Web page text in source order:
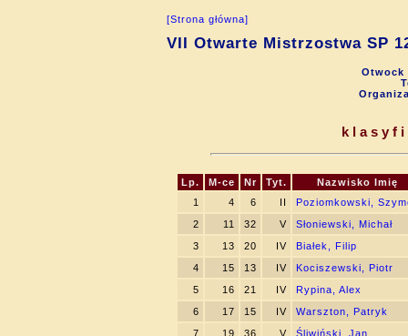
[Strona główna]
VII Otwarte Mistrzostwa SP
Otwock
Lp. M-ce Nr Tyt.
Nazwisko Imię
1
4 6 II
Poziomkowski,
2
11 32 V
Słoniewski, Michał
3
13 20 IV
Białek, Filip
4
15 13 IV
Kociszewski, Piotr
5
16 21 IV
Rypina, Alex
6
17 15 IV
Warszton, Patryk
7
19 36 V
Śliwiński, Jan